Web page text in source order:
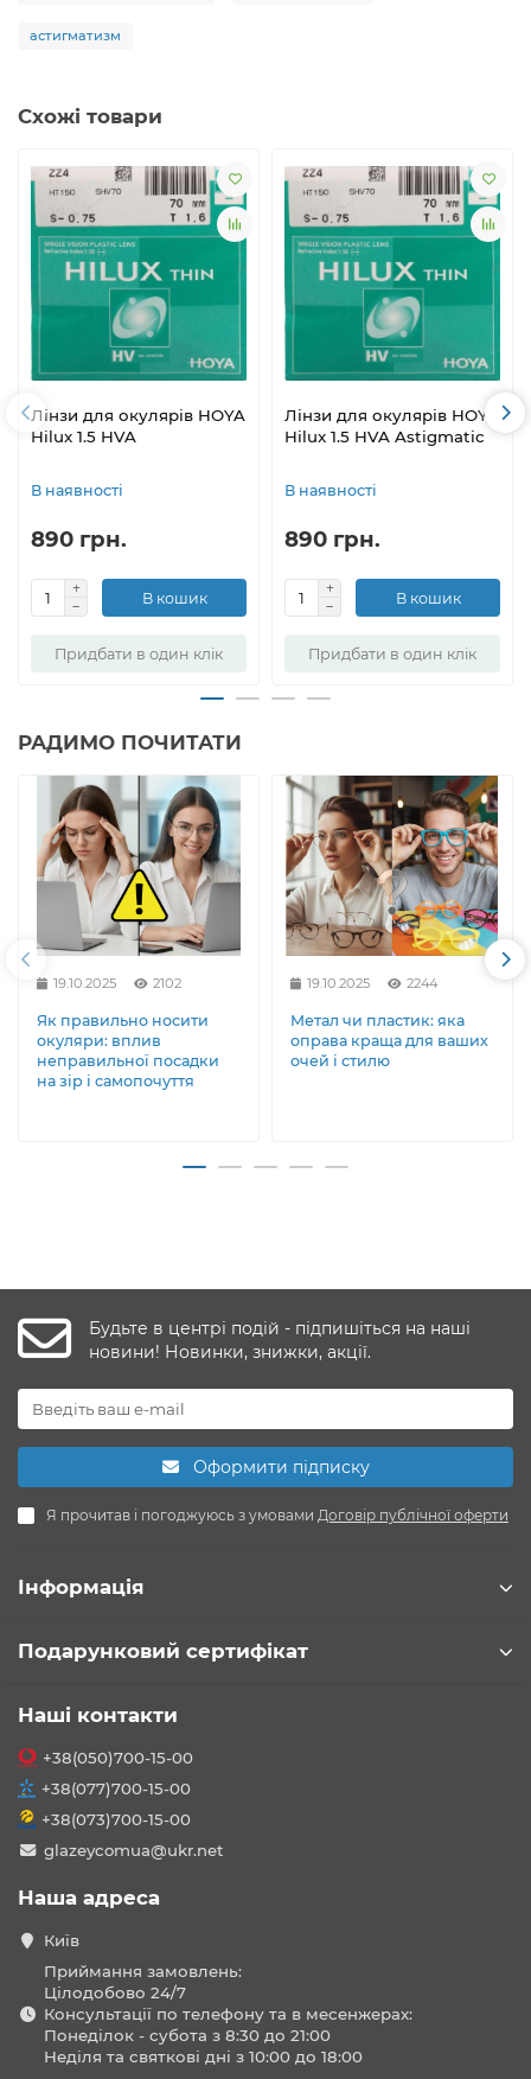
астигматизм
Схожі товари
Лінзи для окулярів HOYA
Hilux 1.5 HVA
В наявності
890 грн.
В кошик
Придбати в один клік
Лінзи для окулярів HOYA
Hilux 1.5 HVA Astigmatic
В наявності
890 грн.
В кошик
Придбати в один клік
РАДИМО ПОЧИТАТИ
19.10.2025 2102
Як правильно носити
окуляри: вплив
неправильної посадки
на зір і самопочуття
19.10.2025 2244
Метал чи пластик: яка
оправа краща для ваших
очей і стилю
Будьте в центрі подій - підпишіться на наші
новини! Новинки, знижки, акції.
Оформити підписку
Я прочитав і погоджуюсь з умовами Договір публічної оферти
Інформація
Подарунковий сертифікат
Наші контакти
+38(050)700-15-00
+38(077)700-15-00
+38(073)700-15-00
glazeycomua@ukr.net
Наша адреса
Київ
Приймання замовлень:
Цілодобово 24/7
Консультації по телефону та в месенжерах:
Понеділок - субота з 8:30 до 21:00
Неділя та святкові дні з 10:00 до 18:00